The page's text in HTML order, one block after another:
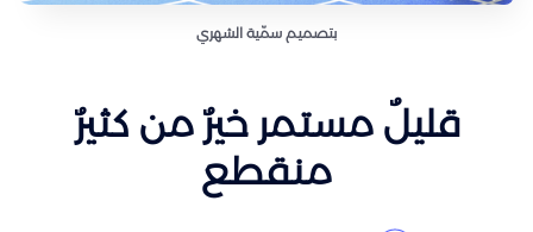
بتصميم سمّية الشهري
قليلٌ مستمر خيرٌ من كثيرٌ
منقطع